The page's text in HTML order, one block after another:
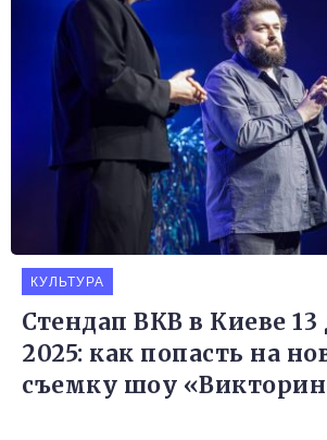
КУЛЬТУРА
Стендап ВКВ в Киеве 13
2025: как попасть на
съемку шоу